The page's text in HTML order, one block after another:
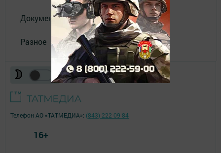
Документы
Разное
Телефон АО «ТАТМЕДИА»: (843) 222 09 84
16+